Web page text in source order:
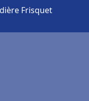
Frisquet